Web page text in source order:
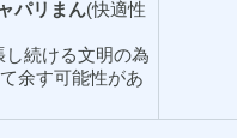
パリまん(快適性
続ける文明の為
余す可能性があ